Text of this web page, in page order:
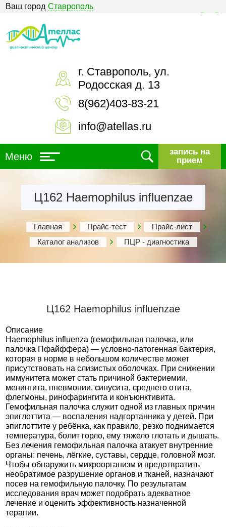
Ваш город Ставрополь
г. Ставрополь, ул.
Родосская д. 13
8(962)403-83-21
info@atellas.ru
Меню
запись на
прием
Ц162 Haemophilus influenzae
Главная Прайс-тест
Прайс-лист
Каталог анализов
ПЦР - диагностика
Ц162 Haemophilus influenzae
Описание
Haemophilus influenza (гемофильная палочка, или
палочка Пфайффера) — условно-патогенная бактерия,
которая в норме в небольшом количестве может
присутствовать на слизистых оболочках. При снижении
иммунитета может стать причиной бактериемии,
менингита, пневмонии, синусита, среднего отита,
флегмоны, ринофарингита и конъюнктивита.
Гемофильная палочка служит одной из главных причин
эпиглоттита — воспаления надгортанника у детей. При
эпиглоттите у ребёнка, как правило, резко поднимается
температура, болит горло, ему тяжело глотать и дышать.
Без лечения гемофильная палочка атакует внутренние
органы: печень, лёгкие, суставы, сердце, головной мозг.
Чтобы обнаружить микроорганизм и предотвратить
необратимое разрушение органов и тканей, назначают
посев на гемофильную палочку. По результатам
исследования врач может подобрать адекватное
лечение и оценить эффективность назначенной
терапии.